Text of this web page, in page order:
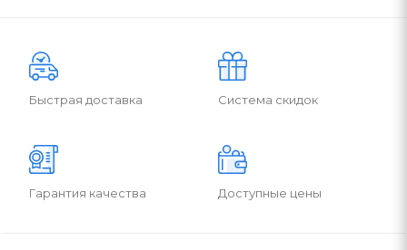
Быстрая доставка Система скидок
Гарантия качества Доступные цены